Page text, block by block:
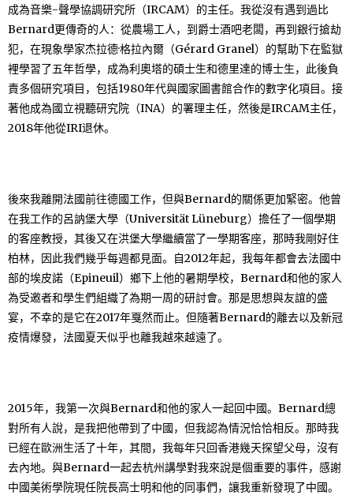
成為音樂-聲學協調研究所（IRCAM）的主任。我從沒有遇到過比
Bernard更傳奇的人：從農場工人，到爵士酒吧老闆，再到銀行搶劫
犯，在現象學家杰拉德·格拉內爾（Gérard Granel）的幫助下在監獄
裡學習了五年哲學，成為利奧塔的碩士生和德里達的博士生，此後負
責多個研究項目，包括1980年代與國家圖書館合作的數字化項目。接
著他成為國立視聽研究院（INA）的署理主任，然後是IRCAM主任，
2018年他從IRI退休。
後來我離開法國前往德國工作，但與Bernard的關係更加緊密。他曾
在我工作的呂訥堡大學（Universität Lüneburg）擔任了一個學期
的客座教授，其後又在洪堡大學繼續當了一學期客座，那時我剛好住
柏林，因此我們幾乎每週都見面。自2012年起，我每年都會去法國中
部的埃皮諾（Epineuil）鄉下上他的暑期學校，Bernard和他的家人
為受邀者和學生們組織了為期一周的研討會。那是思想與友誼的盛
宴，不幸的是它在2017年戛然而止。但隨著Bernard的離去以及新冠
疫情爆發，法國夏天似乎也離我越來越遠了。
2015年，我第一次與Bernard和他的家人一起回中國。Bernard總
對所有人說，是我把他帶到了中國，但我認為情況恰恰相反。那時我
已經在歐洲生活了十年，其間，我每年只回香港幾天探望父母，沒有
去內地。與Bernard一起去杭州講學對我來說是個重要的事件，感謝
中國美術學院現任院長高士明和他的同事們，讓我重新發現了中國。